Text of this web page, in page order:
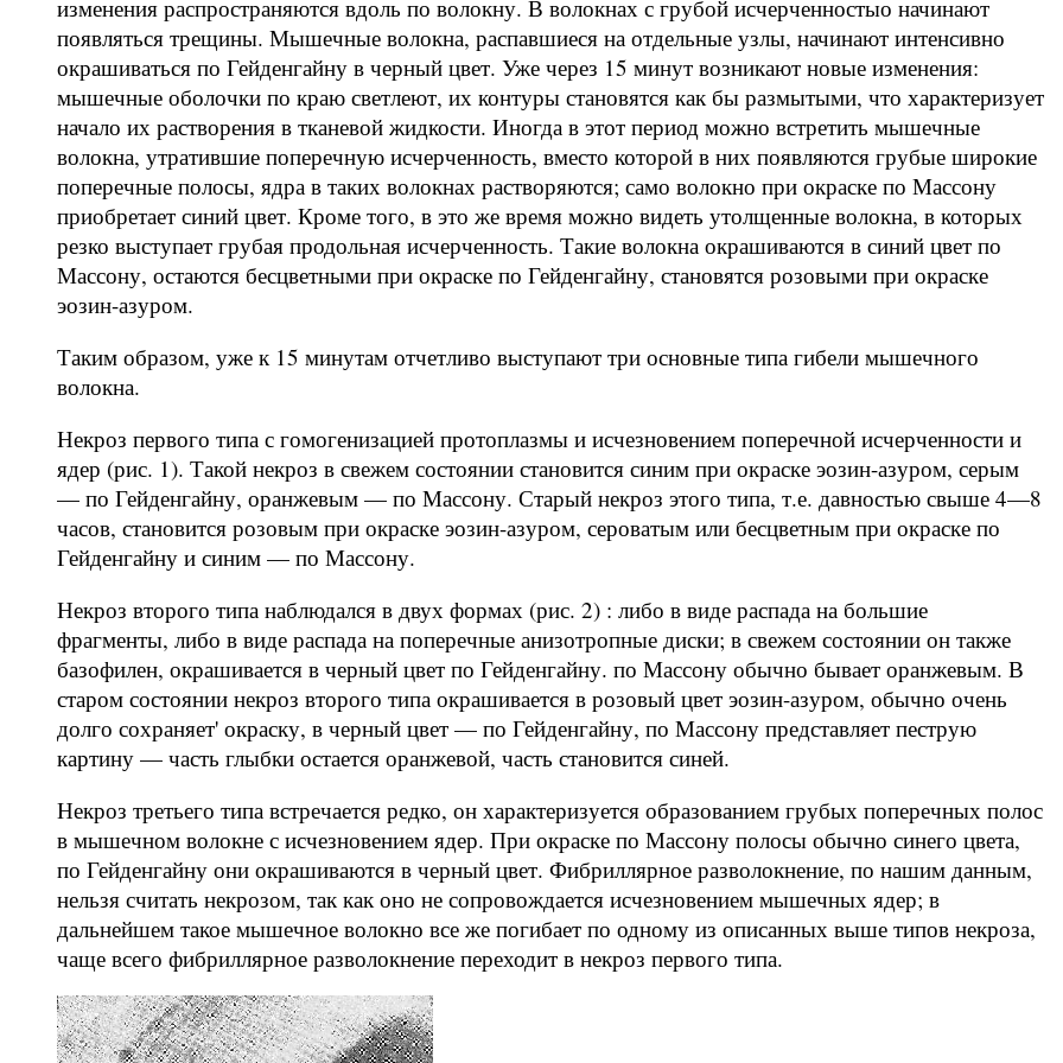
изменения распространяются вдоль по волокну. В волокнах с грубой исчерченностыо начинают
появляться трещины. Мышечные волокна, распавшиеся на отдельные узлы, начинают интенсивно
окрашиваться по Гейденгайну в черный цвет. Уже через 15 минут возникают новые изменения:
мышечные оболочки по краю светлеют, их контуры становятся как бы размытыми, что характеризует
начало их растворения в тканевой жидкости. Иногда в этот период можно встретить мышечные
волокна, утратившие поперечную исчерченность, вместо которой в них появляются грубые широкие
поперечные полосы, ядра в таких волокнах растворяются; само волокно при окраске по Массону
приобретает синий цвет. Кроме того, в это же время можно видеть утолщенные волокна, в которых
резко выступает грубая продольная исчерченность. Такие волокна окрашиваются в синий цвет по
Массону, остаются бесцветными при окраске по Гейденгайну, становятся розовыми при окраске
эозин-азуром.
Таким образом, уже к 15 минутам отчетливо выступают три основные типа гибели мышечного
волокна.
Некроз первого типа с гомогенизацией протоплазмы и исчезновением поперечной исчерченности и
ядер (рис. 1). Такой некроз в свежем состоянии становится синим при окраске эозин-азуром, серым
— по Гейденгайну, оранжевым — по Массону. Старый некроз этого типа, т.е. давностью свыше 4—8
часов, становится розовым при окраске эозин-азуром, сероватым или бесцветным при окраске по
Гейденгайну и синим — по Массону.
Некроз второго типа наблюдался в двух формах (рис. 2) : либо в виде распада на большие
фрагменты, либо в виде распада на поперечные анизотропные диски; в свежем состоянии он также
базофилен, окрашивается в черный цвет по Гейденгайну. по Массону обычно бывает оранжевым. В
старом состоянии некроз второго типа окрашивается в розовый цвет эозин-азуром, обычно очень
долго сохраняет' окраску, в черный цвет — по Гейденгайну, по Массону представляет пеструю
картину — часть глыбки остается оранжевой, часть становится синей.
Некроз третьего типа встречается редко, он характеризуется обра­зованием грубых поперечных полос
в мышечном волокне с исчезновением ядер. При окраске по Массону полосы обычно синего цвета,
по Гейденгайну они окрашиваются в черный цвет. Фибриллярное разволокнение, по нашим данным,
нельзя считать некрозом, так как оно не сопровождается исчезновением мышечных ядер; в
дальнейшем такое мышечное волокно все же погибает по одному из описанных выше типов некроза,
чаще всего фибриллярное разволокнение переходит в некроз первого типа.